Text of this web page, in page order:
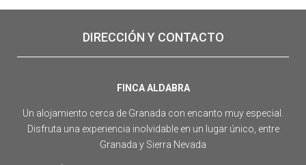
DIRECCIÓN Y CONTACTO
FINCA ALDABRA
Un alojamiento cerca de Granada con encanto muy especial.
Disfruta una experiencia inolvidable en un lugar único, entre
Granada y Sierra Nevada